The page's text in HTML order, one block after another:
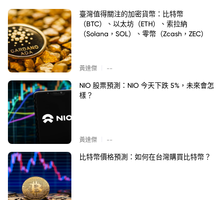
臺灣值得關注的加密貨幣：比特幣
（BTC）、以太坊（ETH）、索拉納
（Solana，SOL）、零幣（Zcash，ZEC）
黃達傑 --
NIO 股票預測：NIO 今天下跌 5%，未來會怎
樣？
黃達傑 --
比特幣價格預測：如何在台灣購買比特幣？